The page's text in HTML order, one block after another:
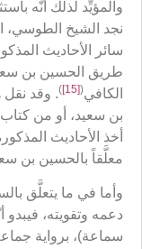
والمؤيِّد لذلك أنّه
نجد الشيخ الطوسي،
سائر الأحاديث
طريق الحسين بن
الكافي(
[15]
). وقد نقل
بن سعيد، أو من كتاب
أخذ الأحاديث
معلَّقاً بالحسين بن
وأما في ما يتعلَّق
دعمه وتقويته،
سماعة)، برواية